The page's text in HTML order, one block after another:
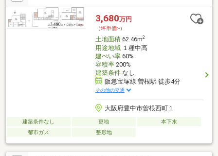
3,680万円
（坪単価:-）
土地面積62.46m2
用途地域１種中高
建ぺい率60%
容積率200%
建築条件なし
阪急宝塚線 曽根駅 徒歩4分
その他の交通
大阪府豊中市曽根西町１
建築条件なし 更地
本下水
都市ガス
整形地